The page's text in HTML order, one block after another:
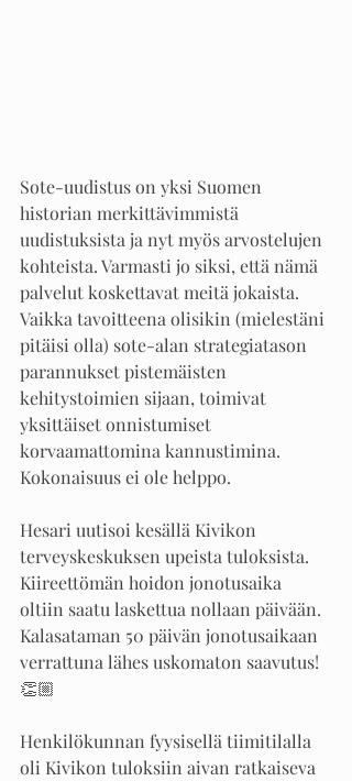
Sote-uudistus on yksi Suomen
historian merkittävimmistä
uudistuksista ja nyt myös arvostelujen
kohteista. Varmasti jo siksi, että nämä
palvelut koskettavat meitä jokaista.
Vaikka tavoitteena olisikin (mielestäni
pitäisi olla) sote-alan strategiatason
parannukset pistemäisten
kehitystoimien sijaan, toimivat
yksittäiset onnistumiset
korvaamattomina kannustimina.
Kokonaisuus ei ole helppo.
Hesari uutisoi kesällä Kivikon
terveyskeskuksen upeista tuloksista.
Kiireettömän hoidon jonotusaika
oltiin saatu laskettua nollaan päivään.
Kalasataman 50 päivän jonotusaikaan
verrattuna lähes uskomaton saavutus!
👏🏼
Henkilökunnan fyysisellä tiimitilalla
oli Kivikon tuloksiin aivan ratkaiseva